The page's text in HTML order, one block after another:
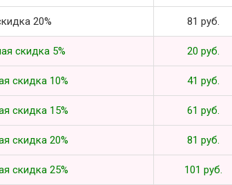
20% 81 руб.
скидка 5% 20 руб.
скидка 10% 41 руб.
скидка 15% 61 руб.
скидка 20% 81 руб.
скидка 25% 101 руб.